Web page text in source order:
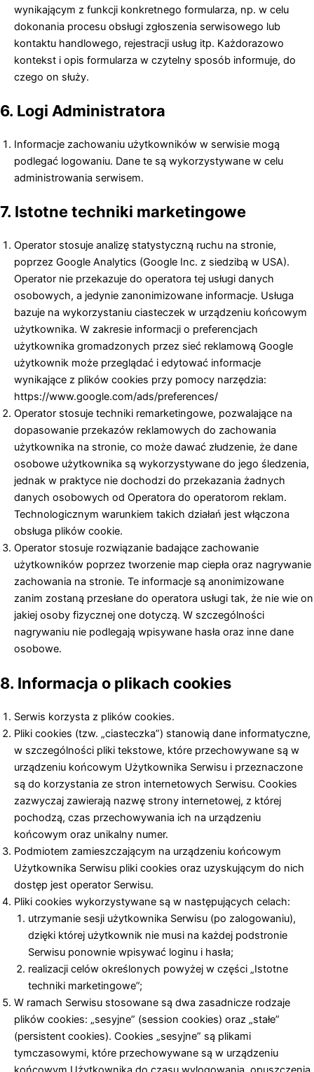
wynikającym z funkcji konkretnego formularza, np. w celu
dokonania procesu obsługi zgłoszenia serwisowego lub
kontaktu handlowego, rejestracji usług itp. Każdorazowo
kontekst i opis formularza w czytelny sposób informuje, do
czego on służy.
6. Logi Administratora
Informacje zachowaniu użytkowników w serwisie mogą
podlegać logowaniu. Dane te są wykorzystywane w celu
administrowania serwisem.
7. Istotne techniki marketingowe
Operator stosuje analizę statystyczną ruchu na stronie,
poprzez Google Analytics (Google Inc. z siedzibą w USA).
Operator nie przekazuje do operatora tej usługi danych
osobowych, a jedynie zanonimizowane informacje. Usługa
bazuje na wykorzystaniu ciasteczek w urządzeniu końcowym
użytkownika. W zakresie informacji o preferencjach
użytkownika gromadzonych przez sieć reklamową Google
użytkownik może przeglądać i edytować informacje
wynikające z plików cookies przy pomocy narzędzia:
https://www.google.com/ads/preferences/
Operator stosuje techniki remarketingowe, pozwalające na
dopasowanie przekazów reklamowych do zachowania
użytkownika na stronie, co może dawać złudzenie, że dane
osobowe użytkownika są wykorzystywane do jego śledzenia,
jednak w praktyce nie dochodzi do przekazania żadnych
danych osobowych od Operatora do operatorom reklam.
Technologicznym warunkiem takich działań jest włączona
obsługa plików cookie.
Operator stosuje rozwiązanie badające zachowanie
użytkowników poprzez tworzenie map ciepła oraz nagrywanie
zachowania na stronie. Te informacje są anonimizowane
zanim zostaną przesłane do operatora usługi tak, że nie wie on
jakiej osoby fizycznej one dotyczą. W szczególności
nagrywaniu nie podlegają wpisywane hasła oraz inne dane
osobowe.
8. Informacja o plikach cookies
Serwis korzysta z plików cookies.
Pliki cookies (tzw. „ciasteczka”) stanowią dane informatyczne,
w szczególności pliki tekstowe, które przechowywane są w
urządzeniu końcowym Użytkownika Serwisu i przeznaczone
są do korzystania ze stron internetowych Serwisu. Cookies
zazwyczaj zawierają nazwę strony internetowej, z której
pochodzą, czas przechowywania ich na urządzeniu
końcowym oraz unikalny numer.
Podmiotem zamieszczającym na urządzeniu końcowym
Użytkownika Serwisu pliki cookies oraz uzyskującym do nich
dostęp jest operator Serwisu.
Pliki cookies wykorzystywane są w następujących celach:
utrzymanie sesji użytkownika Serwisu (po zalogowaniu),
dzięki której użytkownik nie musi na każdej podstronie
Serwisu ponownie wpisywać loginu i hasła;
realizacji celów określonych powyżej w części „Istotne
techniki marketingowe”;
W ramach Serwisu stosowane są dwa zasadnicze rodzaje
plików cookies: „sesyjne” (session cookies) oraz „stałe”
(persistent cookies). Cookies „sesyjne” są plikami
tymczasowymi, które przechowywane są w urządzeniu